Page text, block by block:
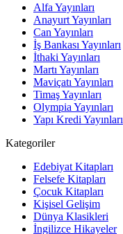
Alfa Yayınları
Anayurt Yayınları
Can Yayınları
İş Bankası Yayınları
İthaki Yayınları
Martı Yayınları
Maviçatı Yayınları
Timaş Yayınları
Olympia Yayınları
Yapı Kredi Yayınları
Kategoriler
Edebiyat Kitapları
Felsefe Kitapları
Çocuk Kitapları
Kişisel Gelişim
Dünya Klasikleri
İngilizce Hikayeler